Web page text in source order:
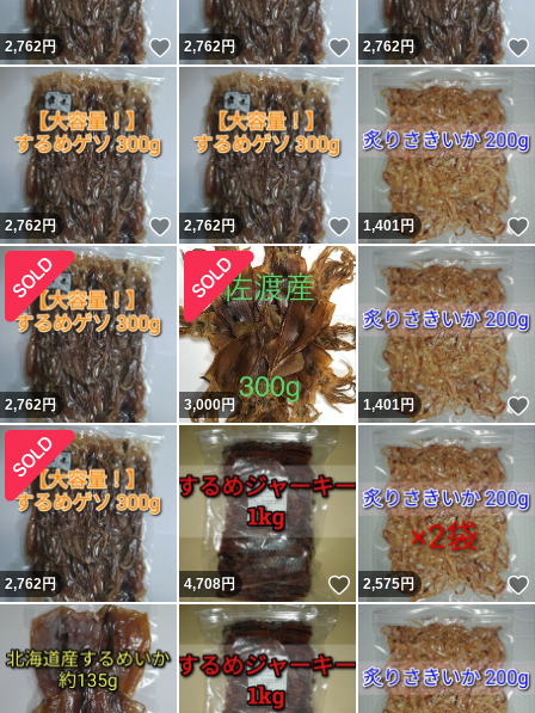
2,762円 いいね！
2,762円 いいね！
2,762円
2,762円 いいね！
2,762円 いいね！
1,401円
2,762円 3,000円 1,401円
2,762円 4,708円 いいね！
2,575円